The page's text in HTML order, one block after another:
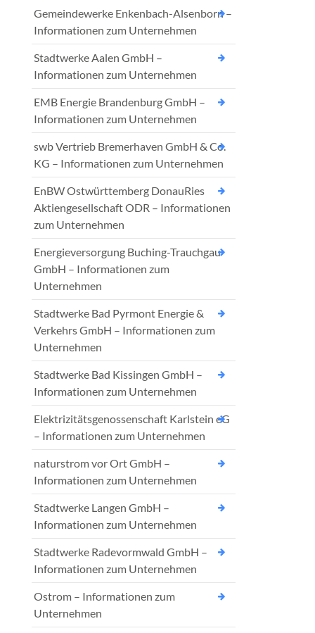
Gemeindewerke Enkenbach-Alsenborn –
Informationen zum Unternehmen
Stadtwerke Aalen GmbH –
Informationen zum Unternehmen
EMB Energie Brandenburg GmbH –
Informationen zum Unternehmen
swb Vertrieb Bremerhaven GmbH & Co.
KG – Informationen zum Unternehmen
EnBW Ostwürttemberg DonauRies
Aktiengesellschaft ODR – Informationen
zum Unternehmen
Energieversorgung Buching-Trauchgau
GmbH – Informationen zum
Unternehmen
Stadtwerke Bad Pyrmont Energie &
Verkehrs GmbH – Informationen zum
Unternehmen
Stadtwerke Bad Kissingen GmbH –
Informationen zum Unternehmen
Elektrizitätsgenossenschaft Karlstein eG
– Informationen zum Unternehmen
naturstrom vor Ort GmbH –
Informationen zum Unternehmen
Stadtwerke Langen GmbH –
Informationen zum Unternehmen
Stadtwerke Radevormwald GmbH –
Informationen zum Unternehmen
Ostrom – Informationen zum
Unternehmen